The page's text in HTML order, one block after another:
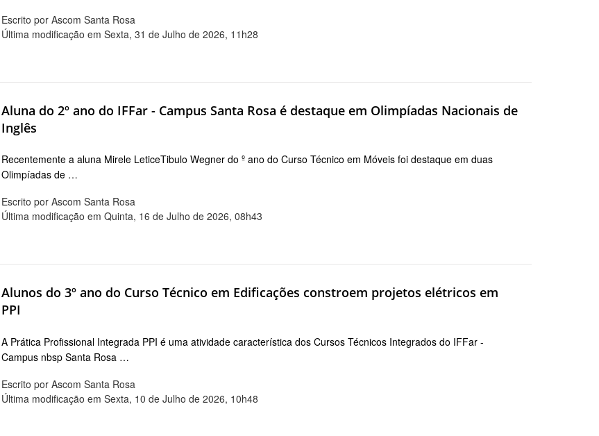
Escrito por Ascom Santa Rosa
Última modificação em Sexta, 31 de Julho de 2026, 11h28
Aluna do 2º ano do IFFar - Campus Santa Rosa é destaque em Olimpíadas Nacionais de
Inglês
Recentemente a aluna Mirele LeticeTibulo Wegner do º ano do Curso Técnico em Móveis foi destaque em duas
Olimpíadas de …
Escrito por Ascom Santa Rosa
Última modificação em Quinta, 16 de Julho de 2026, 08h43
Alunos do 3º ano do Curso Técnico em Edificações constroem projetos elétricos em
PPI
A Prática Profissional Integrada PPI é uma atividade característica dos Cursos Técnicos Integrados do IFFar -
Campus nbsp Santa Rosa …
Escrito por Ascom Santa Rosa
Última modificação em Sexta, 10 de Julho de 2026, 10h48